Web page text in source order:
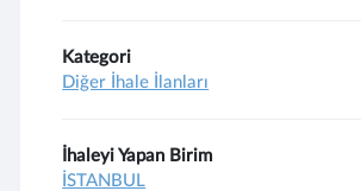
Kategori
Diğer İhale İlanları
İhaleyi Yapan Birim
İSTANBUL